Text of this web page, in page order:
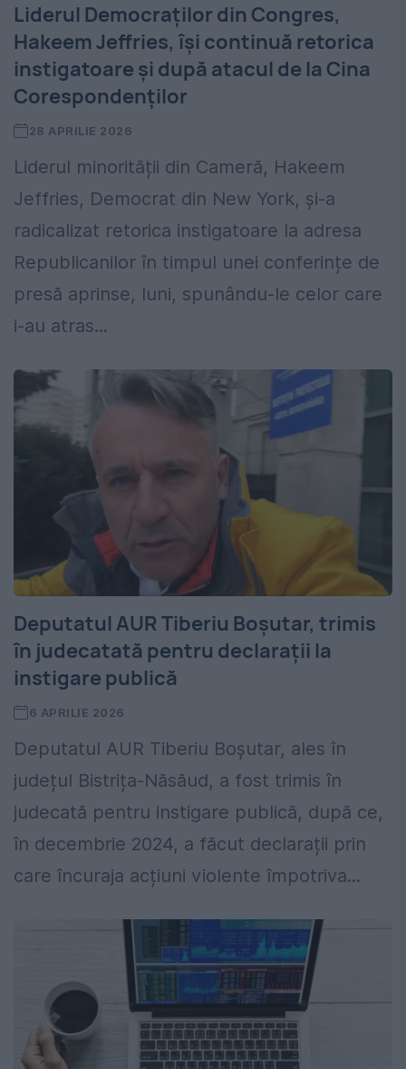
Liderul Democraților din Congres,
Hakeem Jeffries, își continuă retorica
instigatoare și după atacul de la Cina
Corespondenților
28 APRILIE 2026
Liderul minorității din Cameră, Hakeem
Jeffries, Democrat din New York, și-a
radicalizat retorica instigatoare la adresa
Republicanilor în timpul unei conferințe de
presă aprinse, luni, spunându-le celor care
i-au atras...
Deputatul AUR Tiberiu Boșutar, trimis
în judecatată pentru declarații la
instigare publică
6 APRILIE 2026
Deputatul AUR Tiberiu Boșutar, ales în
județul Bistrița-Năsăud, a fost trimis în
judecată pentru instigare publică, după ce,
în decembrie 2024, a făcut declarații prin
care încuraja acțiuni violente împotriva...